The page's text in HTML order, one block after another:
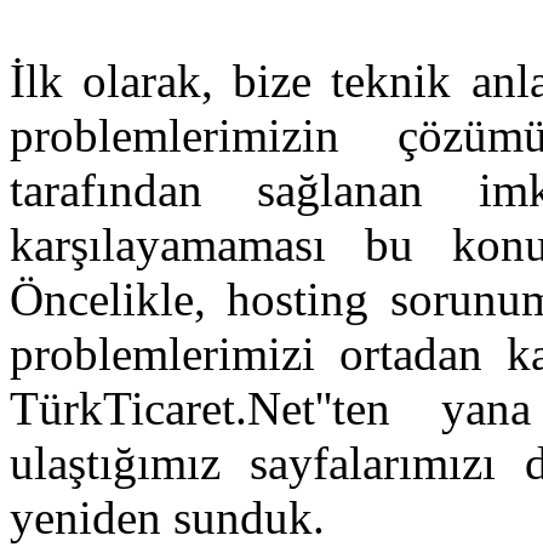
İlk olarak, bize teknik
problemlerimizin
tarafından sağlanan
karşılayamaması bu
Öncelikle, hosting
problemlerimizi ortadan
TürkTicaret.Net''ten
ulaştığımız
yeniden sunduk.